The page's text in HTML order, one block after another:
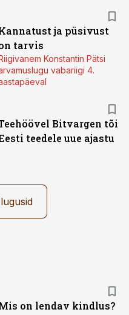
ja püsivust
tarvis
Konstantin Pätsi
vabariigi 4.
Bitvargen tõi
teedele uue ajastu
on lendav kindlus?